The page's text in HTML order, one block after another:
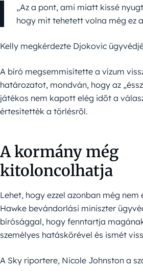
„Az a pont, ami miatt kissé
hogy mit tehetett volna még ez
Kelly megkérdezte Djokovic
A bíró megsemmisítette a vízum
határozatot, mondván, hogy az
játékos nem kapott elég időt a
értesítették a törlésről.
A kormány még
kitoloncolhatja
Lehet, hogy ezzel azonban még
Hawke bevándorlási miniszter
bírósággal, hogy fenntartja
személyes hatáskörével és ismét
A Sky riportere, Nicole Johnston a